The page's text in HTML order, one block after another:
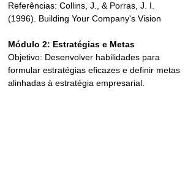
Referências: Collins, J., & Porras, J. I.
(1996). Building Your Company's Vision
Módulo 2: Estratégias e Metas
Objetivo: Desenvolver habilidades para
formular estratégias eficazes e definir metas
alinhadas à estratégia empresarial.